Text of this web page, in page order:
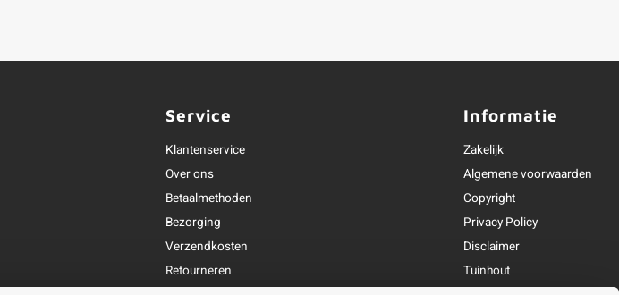
Service
Klantenservice
Over ons
Betaalmethoden
Bezorging
Verzendkosten
Retourneren
Informatie
Zakelijk
Algemene voorwaarden
Copyright
Privacy Policy
Disclaimer
Tuinhout